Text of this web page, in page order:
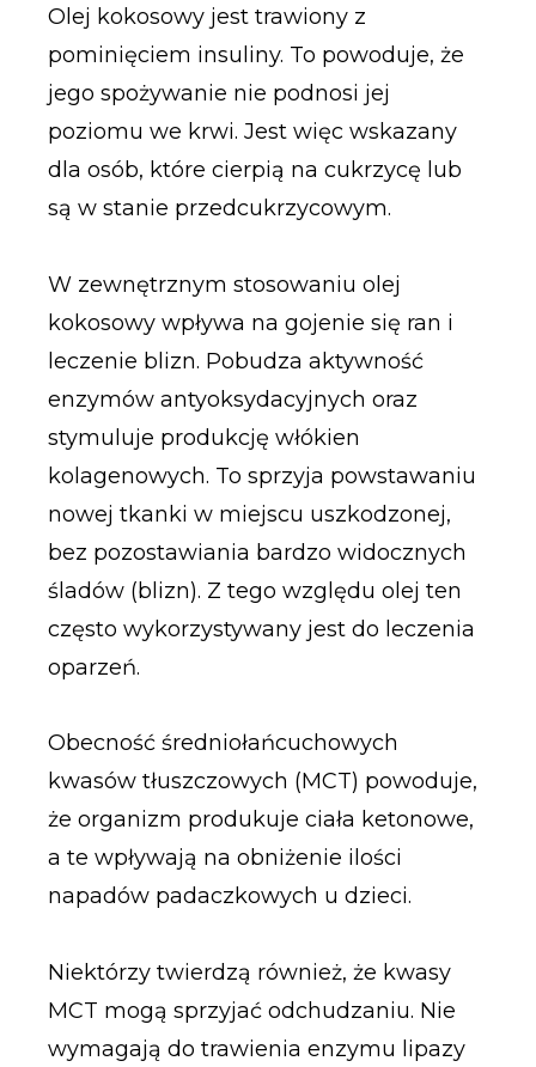
Olej kokosowy jest trawiony z
pominięciem insuliny. To powoduje, że
jego spożywanie nie podnosi jej
poziomu we krwi. Jest więc wskazany
dla osób, które cierpią na cukrzycę lub
są w stanie przedcukrzycowym.
W zewnętrznym stosowaniu olej
kokosowy wpływa na gojenie się ran i
leczenie blizn. Pobudza aktywność
enzymów antyoksydacyjnych oraz
stymuluje produkcję włókien
kolagenowych. To sprzyja powstawaniu
nowej tkanki w miejscu uszkodzonej,
bez pozostawiania bardzo widocznych
śladów (blizn). Z tego względu olej ten
często wykorzystywany jest do leczenia
oparzeń.
Obecność średniołańcuchowych
kwasów tłuszczowych (MCT) powoduje,
że organizm produkuje ciała ketonowe,
a te wpływają na obniżenie ilości
napadów padaczkowych u dzieci.
Niektórzy twierdzą również, że kwasy
MCT mogą sprzyjać odchudzaniu. Nie
wymagają do trawienia enzymu lipazy